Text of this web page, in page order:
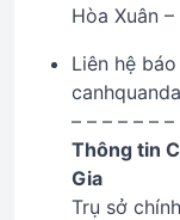
Hòa Xuân
Liên hệ
– – – – – – –
Thông tin
Gia
Trụ sở